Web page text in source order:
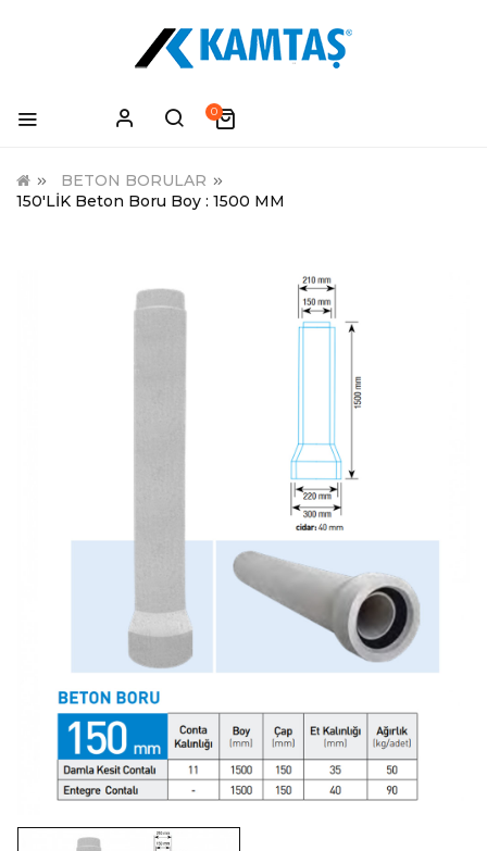
0
BETON BORULAR
150'LİK Beton Boru Boy : 1500 MM